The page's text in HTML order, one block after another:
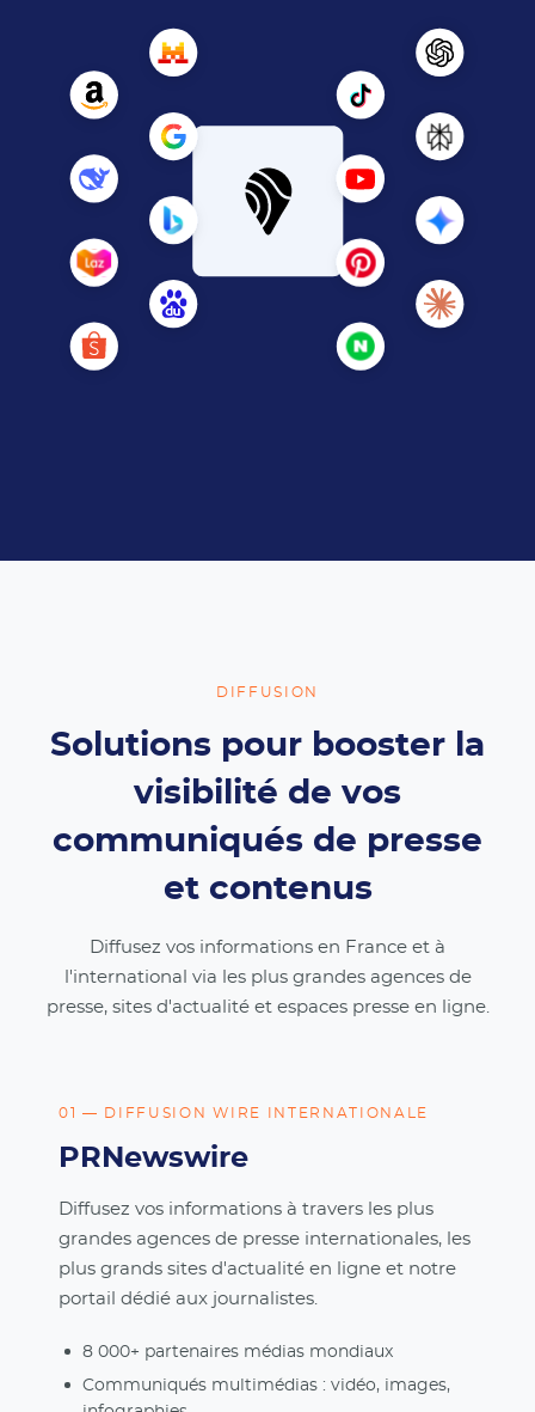
DIFFUSION
Solutions pour booster la
visibilité de vos
communiqués de presse
et contenus
Diffusez vos informations en France et à
l'international via les plus grandes agences de
presse, sites d'actualité et espaces presse en ligne.
01 — DIFFUSION WIRE INTERNATIONALE
PRNewswire
Diffusez vos informations à travers les plus
grandes agences de presse internationales, les
plus grands sites d'actualité en ligne et notre
portail dédié aux journalistes.
8 000+ partenaires médias mondiaux
Communiqués multimédias : vidéo, images,